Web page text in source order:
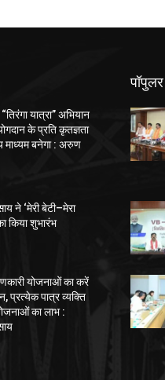
यात्रा” अभियान
के प्रति कृतज्ञता
माध्यम बनेगा : अरुण
ने ‘मेरी बेटी–मेरा
किया शुभारंभ
योजनाओं का करें
प्रत्येक पात्र व्यक्ति
का लाभ :